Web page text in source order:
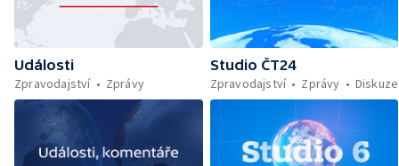
Události
Zpravodajství
Zprávy
Studio ČT24
Zpravodajství
Zprávy Diskuze